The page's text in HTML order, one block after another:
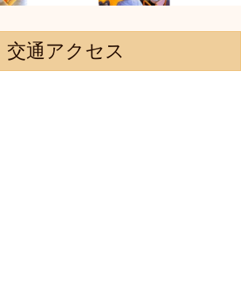
交通アクセス